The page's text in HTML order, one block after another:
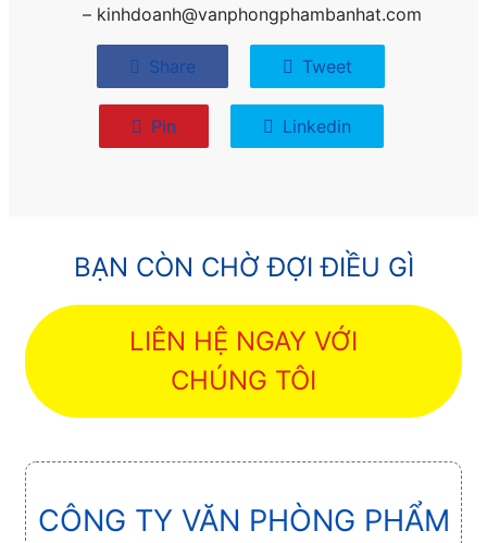
– kinhdoanh@vanphongphambanhat.com
Share Tweet
Pin Linkedin
BẠN CÒN CHỜ ĐỢI ĐIỀU GÌ
LIÊN HỆ NGAY VỚI
CHÚNG TÔI
CÔNG TY VĂN PHÒNG PHẨM